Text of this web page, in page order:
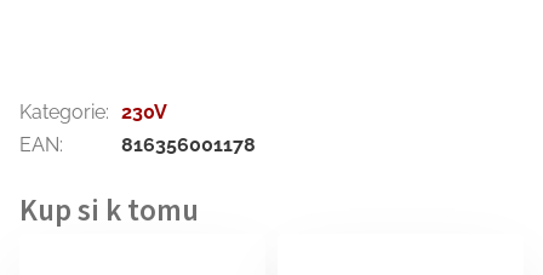
Kategorie: 230V
EAN: 816356001178